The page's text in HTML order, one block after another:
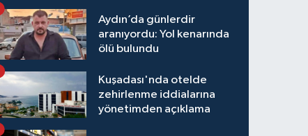
Aydın’da günlerdir
aranıyordu: Yol kenarında
ölü bulundu
Kuşadası'nda otelde
zehirlenme iddialarına
yönetimden açıklama